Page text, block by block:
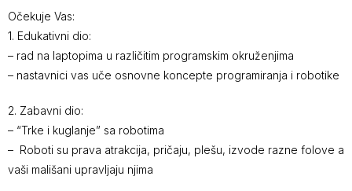
Očekuje Vas:
1. Edukativni dio:
– rad na laptopima u različitim programskim okruženjima
– nastavnici vas uče osnovne koncepte programiranja i robotike
2. Zabavni dio:
– “Trke i kuglanje” sa robotima
– Roboti su prava atrakcija, pričaju, plešu, izvode razne folove a
vaši mališani upravljaju njima